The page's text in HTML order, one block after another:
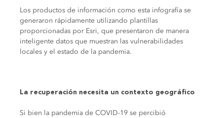
Los productos de información como esta infografía se
generaron rápidamente utilizando plantillas
proporcionadas por Esri, que presentaron de manera
inteligente datos que muestran las vulnerabilidades
locales y el estado de la pandemia.
La recuperación necesita un contexto geográfico
Si bien la pandemia de COVID-19 se percibió